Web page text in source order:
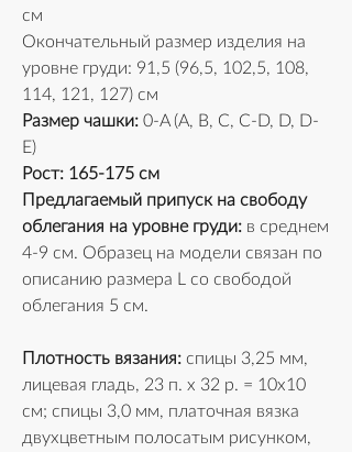
см
Окончательный размер изделия на
уровне груди: 91,5 (96,5, 102,5, 108,
114, 121, 127) см
Размер чашки: 0-A (A, B, C, C-D, D, D-
E)
Рост: 165-175 см
Предлагаемый припуск на свободу
облегания на уровне груди: в среднем
4-9 см. Образец на модели связан по
описанию размера L со свободой
облегания 5 см.
Плотность вязания: спицы 3,25 мм,
лицевая гладь, 23 п. х 32 р. = 10x10
см; спицы 3,0 мм, платочная вязка
двухцветным полосатым рисунком,